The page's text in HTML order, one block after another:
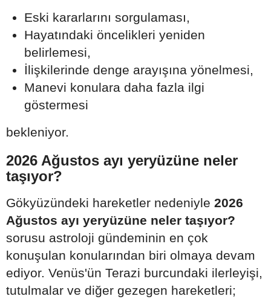
Eski kararlarını sorgulaması,
Hayatındaki öncelikleri yeniden
belirlemesi,
İlişkilerinde denge arayışına yönelmesi,
Manevi konulara daha fazla ilgi
göstermesi
bekleniyor.
2026 Ağustos ayı yeryüzüne neler
taşıyor?
Gökyüzündeki hareketler nedeniyle 2026
Ağustos ayı yeryüzüne neler taşıyor?
sorusu astroloji gündeminin en çok
konuşulan konularından biri olmaya devam
ediyor. Venüs'ün Terazi burcundaki ilerleyişi,
tutulmalar ve diğer gezegen hareketleri;